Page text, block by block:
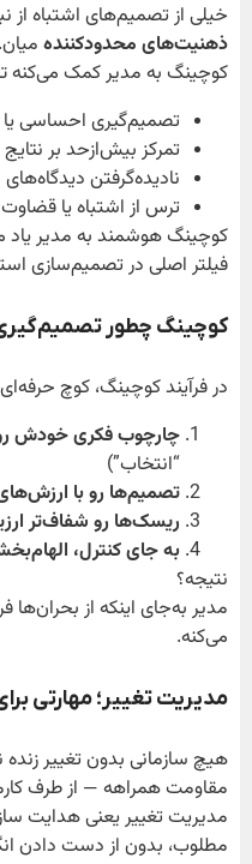
خیلی از تصمیم‌های اشتباه از
ذهنیت‌های محدودکننده میان.
کوچینگ به مدیر کمک می‌کنه
تصمیم‌گیری احساسی
تمرکز بیش‌ازحد بر
نادیده‌گرفتن
ترس از اشتباه یا
کوچینگ هوشمند به مدیر یاد
فیلتر اصلی در تصمیم‌سازی
کوچینگ چطور
در فرآیند کوچینگ، کوچ
چارچوب فکری خودش رو
“انتخاب”)
تصمیم‌ها رو با
ریسک‌ها رو شفاف‌تر
به جای کنترل،
نتیجه؟
مدیر به‌جای اینکه از بحران‌ها
می‌کنه.
مدیریت تغییر؛ مهارتی
هیچ سازمانی بدون تغییر
مقاومت همراهه — از طرف
مدیریت تغییر یعنی هدایت
مطلوب، بدون از دست دادن